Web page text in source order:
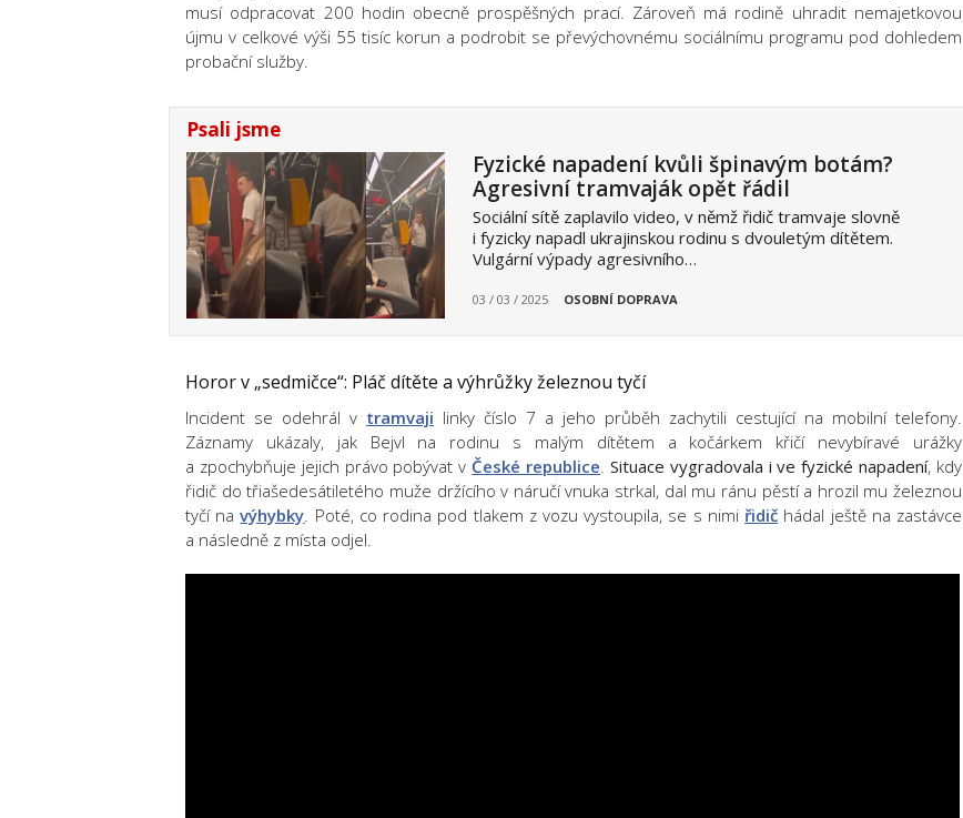
musí odpracovat 200 hodin obecně prospěšných prací. Zároveň má rodině uhradit nemajetkovou
újmu v celkové výši 55 tisíc korun a podrobit se převýchovnému sociálnímu programu pod dohledem
probační služby.
Psali jsme
Fyzické napadení kvůli špinavým botám?
Agresivní tramvaják opět řádil
Sociální sítě zaplavilo video, v němž řidič tramvaje slovně
i fyzicky napadl ukrajinskou rodinu s dvouletým dítětem.
Vulgární výpady agresivního…
03 / 03 / 2025 OSOBNÍ DOPRAVA
Horor v „sedmičce“: Pláč dítěte a výhrůžky železnou tyčí
Incident se odehrál v tramvaji linky číslo 7 a jeho průběh zachytili cestující na mobilní telefony.
Záznamy ukázaly, jak Bejvl na rodinu s malým dítětem a kočárkem křičí nevybíravé urážky
a zpochybňuje jejich právo pobývat v České republice. Situace vygradovala i ve fyzické napadení, kdy
řidič do třiašedesátiletého muže držícího v náručí vnuka strkal, dal mu ránu pěstí a hrozil mu železnou
tyčí navýhybky. Poté, co rodina pod tlakem z vozu vystoupila, se s nimi řidič hádal ještě na zastávce
a následně z místa odjel.